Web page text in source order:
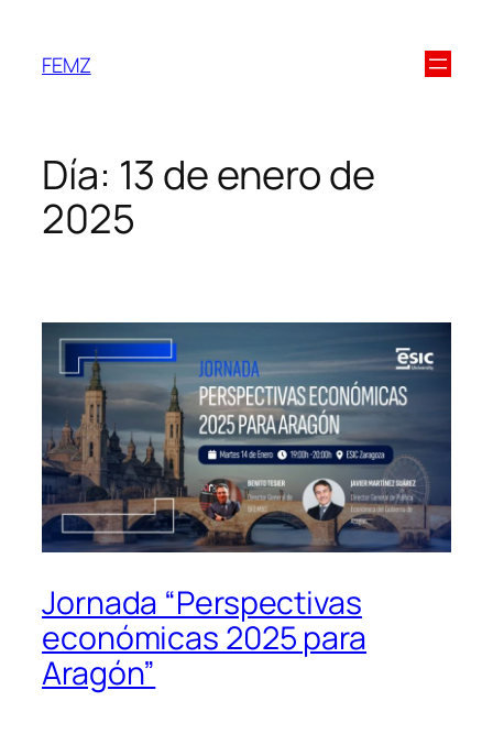
FEMZ
Día: 13 de enero de
2025
Jornada “Perspectivas
económicas 2025 para
Aragón”